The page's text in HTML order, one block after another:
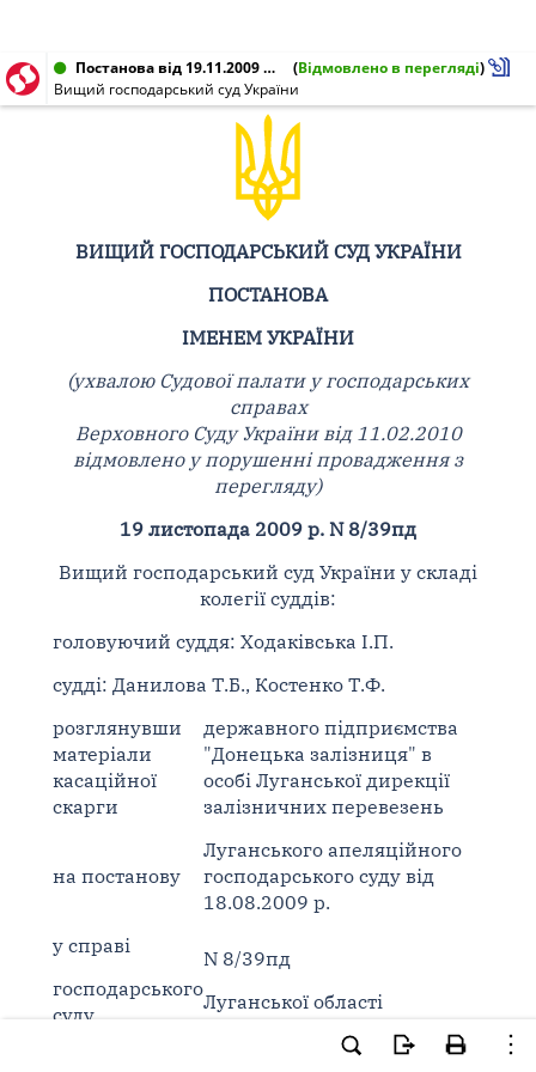
Постанова від 19.11.2009 № 8/39пд (Відмовлено в перегляді)
Вищий господарський суд України
ВИЩИЙ ГОСПОДАРСЬКИЙ СУД УКРАЇНИ
ПОСТАНОВА
ІМЕНЕМ УКРАЇНИ
(ухвалою Судової палати у господарських
справах
Верховного Суду України від 11.02.2010
відмовлено у порушенні провадження з
перегляду)
19 листопада 2009 р. N 8/39пд
Вищий господарський суд України у складі
колегії суддів:
головуючий суддя: Ходаківська І.П.
судді: Данилова Т.Б., Костенко Т.Ф.
розглянувши
матеріали
касаційної
скарги
державного підприємства
"Донецька залізниця" в
особі Луганської дирекції
залізничних перевезень
на постанову
Луганського апеляційного
господарського суду від
18.08.2009 р.
у справі
господарського
суду
N 8/39пд
Луганської області
відкритого акціонерного